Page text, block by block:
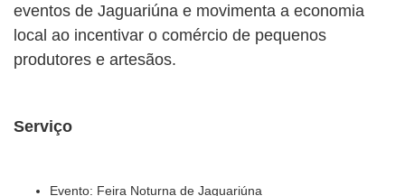
eventos de Jaguariúna e movimenta a economia
local ao incentivar o comércio de pequenos
produtores e artesãos.
Serviço
Evento: Feira Noturna de Jaguariúna